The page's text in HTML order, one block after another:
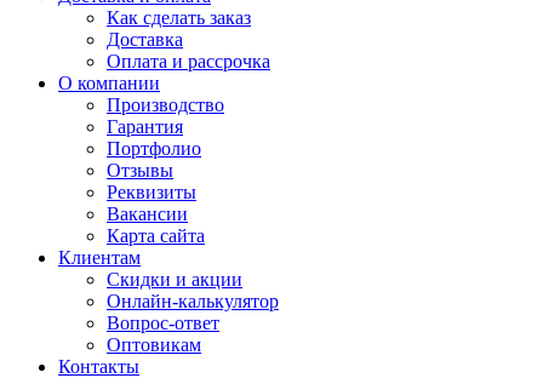
Как сделать заказ
Доставка
Оплата и рассрочка
О компании
Производство
Гарантия
Портфолио
Отзывы
Реквизиты
Вакансии
Карта сайта
Клиентам
Скидки и акции
Онлайн-калькулятор
Вопрос-ответ
Оптовикам
Контакты